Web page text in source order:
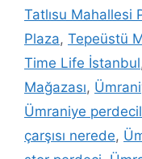
Tatlısu Mahallesi
Plaza, Tepeüstü
Time Life İstanbul
Mağazası,
Ümraniye
çarşısı nerede,